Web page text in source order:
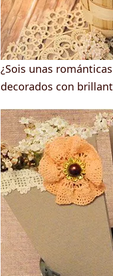
¿Sois unas
decorados con